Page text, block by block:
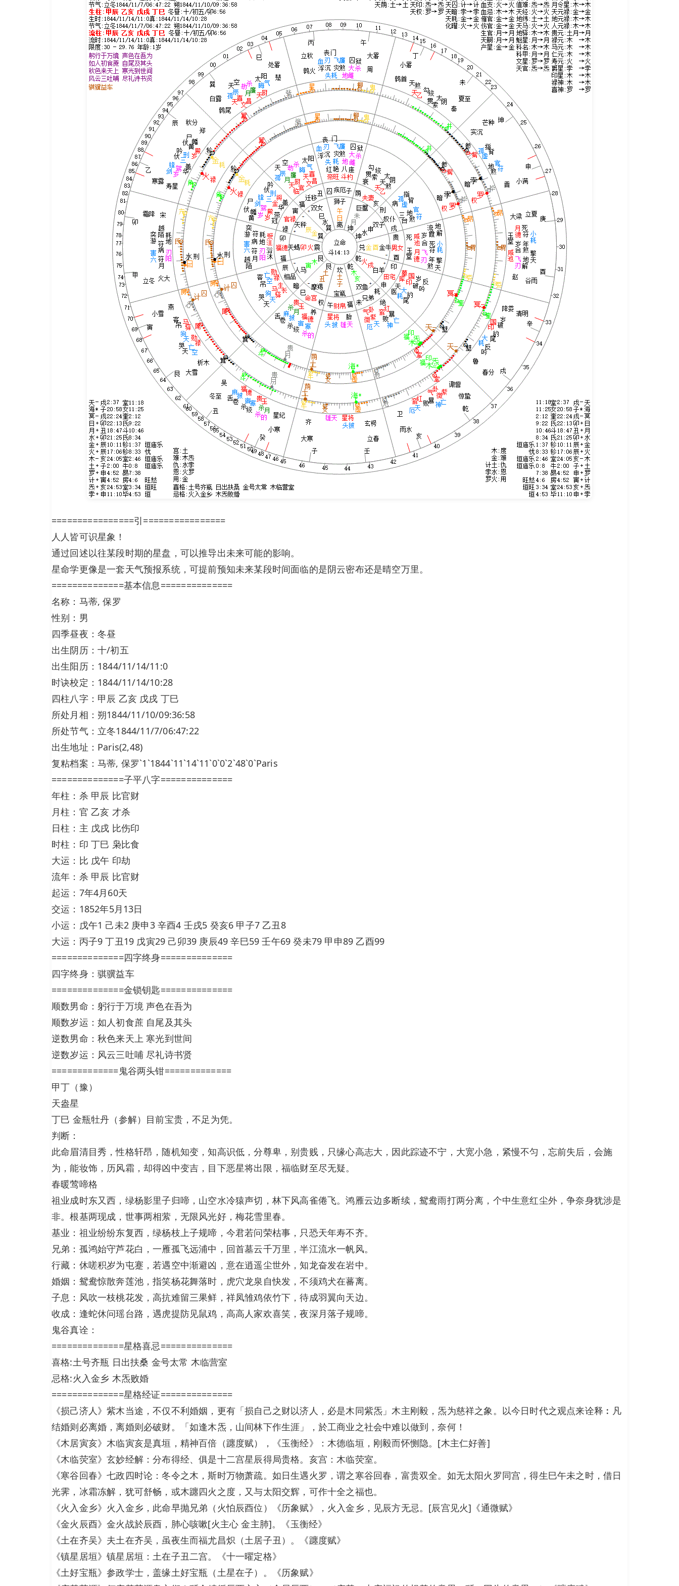
================引================
人人皆可识星象！
通过回述以往某段时期的星盘，可以推导出未来可能的影响。
星命学更像是一套天气预报系统，可提前预知未来某段时间面临的是阴云密布还是晴空万里。
==============基本信息==============
名称：马蒂, 保罗
性别：男
四季昼夜：冬昼
出生阴历：十/初五
出生阳历：1844/11/14/11:0
时诀校定：1844/11/14/10:28
四柱八字：甲辰 乙亥 戊戌 丁巳
所处月相：朔1844/11/10/09:36:58
所处节气：立冬1844/11/7/06:47:22
出生地址：Paris(2,48)
复粘档案：马蒂, 保罗`1`1844`11`14`11`0`0`2`48`0`Paris
==============子平八字==============
年柱：杀 甲辰 比官财
月柱：官 乙亥 才杀
日柱：主 戊戌 比伤印
时柱：印 丁巳 枭比食
大运：比 戊午 印劫
流年：杀 甲辰 比官财
起运：7年4月60天
交运：1852年5月13日
小运：戊午1 己未2 庚申3 辛酉4 壬戌5 癸亥6 甲子7 乙丑8
大运：丙子9 丁丑19 戊寅29 己卯39 庚辰49 辛巳59 壬午69 癸未79 甲申89 乙酉99
==============四字终身==============
四字终身：骐骥益车
==============金锁钥匙==============
顺数男命：躬行于万境 声色在吾为
顺数岁运：如人初食蔗 自尾及其头
逆数男命：秋色来天上 寒光到世间
逆数岁运：风云三吐哺 尽礼诗书贤
=============鬼谷两头钳=============
甲丁（豫）
天盎星
丁巳 金瓶牡丹（参解）目前宝贵，不足为凭。
判断：
此命眉清目秀，性格轩昂，随机知变，知高识低，分尊卑，别贵贱，只缘心高志大，因此踪迹不宁，大宽小急，紧慢不匀，忘前失后，会施
为，能妆饰，历风霜，却得凶中变吉，目下恶星将出限，福临财至尽无疑。
春暖莺啼格
祖业成时东又西，绿杨影里子归啼，山空水冷猿声切，林下风高雀倦飞。鸿雁云边多断续，鸳鸯雨打两分离，个中生意红尘外，争奈身犹涉是
非。根基两现成，世事两相萦，无限风光好，梅花雪里春。
基业：祖业纷纷东复西，绿杨枝上子规啼，今君若问荣枯事，只恐天年寿不齐。
兄弟：孤鸿始守芦花白，一雁孤飞远浦中，回首墓云千万里，半江流水一帆风。
行藏：休嗟积岁为屯蹇，若遇空中渐避凶，意在逍遥尘世外，知龙奋发在岩中。
婚姻：鸳鸯惊散奔莲池，指笑杨花舞落时，虎穴龙泉自快发，不须鸡犬在蕃离。
子息：风吹一枝桃花发，高抗难留三果鲜，祥凤雏鸡依竹下，待成羽翼向天边。
收成：逢蛇休问瑶台路，遇虎提防见鼠鸡，高高人家欢喜笑，夜深月落子规啼。
鬼谷真诠：
==============星格喜忌==============
喜格:土号齐瓶 日出扶桑 金号太常 木临营室
忌格:火入金乡 木炁败婚
==============星格经证==============
《损己济人》紫木当途，不仅不利婚姻，更有「损自己之财以济人，必是木同紫炁」木主刚毅，炁为慈祥之象。以今日时代之观点来诠释︰凡
结婚则必离婚，离婚则必破财。「如逢木炁，山间林下作生涯」，於工商业之社会中难以做到，奈何！
《木居寅亥》木临寅亥是真垣，精神百倍（躔度赋），《玉衡经》：木德临垣，刚毅而怀恻隐。[木主仁好善]
《木临荧室》玄妙经解：分布得经、俱是十二宫星辰得局贵格。亥宫：木临荧室。
《寒谷回春》七政四时论：冬令之木，斯时万物萧疏。如日生遇火罗，谓之寒谷回春，富贵双全。如无太阳火罗同宫，得生巳午未之时，借日
光霁，冰霜冻解，犹可舒畅，或木躔四火之度，又与太阳交辉，可作十全之福也。
《火入金乡》火入金乡，此命早抛兄弟（火怕辰酉位）《历象赋》，火入金乡，见辰方无忌。[辰宫见火]《通微赋》
《金火辰酉》金火战於辰酉，肺心咳嗽[火主心 金主肺]。《玉衡经》
《土在齐吴》夫土在齐吴，虽夜生而福尤昌炽（土居子丑）。《躔度赋》
《镇星居垣》镇星居垣：土在子丑二宫。《十一曜定格》
《土好宝瓶》参政学士，盖缘土好宝瓶（土星在子）。《历象赋》